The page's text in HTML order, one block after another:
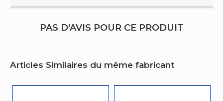
Ergonomie
Portée du routeur sans fil 10 m
PAS D'AVIS POUR CE PRODUIT
Articles Similaires du même fabricant